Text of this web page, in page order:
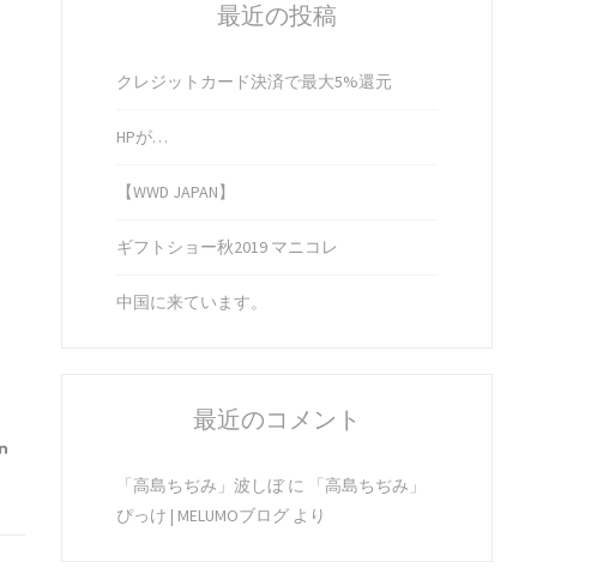
最近の投稿
クレジットカード決済で最大5%還元
HPが…
【WWD JAPAN】
ギフトショー秋2019 マニコレ
中国に来ています。
最近のコメント
「高島ちぢみ」波しぼに
「高島ちぢみ」
ぴっけ | MELUMOブログ より